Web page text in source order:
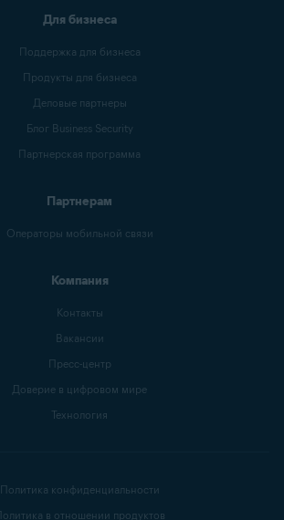
Для бизнеса
Поддержка для бизнеса
Продукты для бизнеса
Деловые партнеры
Блог Business Security
Партнерская программа
Партнерам
Операторы мобильной связи
Компания
Контакты
Вакансии
Пресс-центр
Доверие в цифровом мире
Технология
Политика конфиденциальности
в отношении продуктов